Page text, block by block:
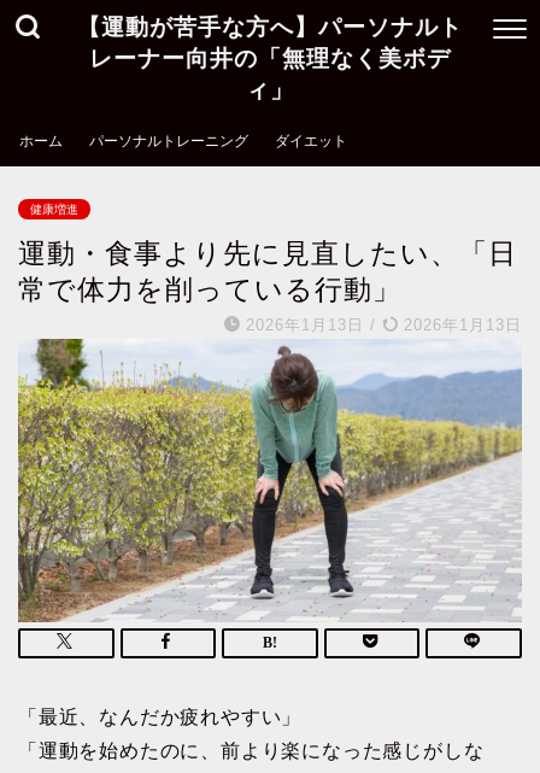
【運動が苦手な方へ】パーソナルト
レーナー向井の「無理なく美ボデ
ィ」
ホーム パーソナルトレーニング ダイエット
健康増進
運動・食事より先に見直したい、「日
常で体力を削っている行動」
2026年1月13日 / 2026年1月13日
「最近、なんだか疲れやすい」
「運動を始めたのに、前より楽になった感じがしな